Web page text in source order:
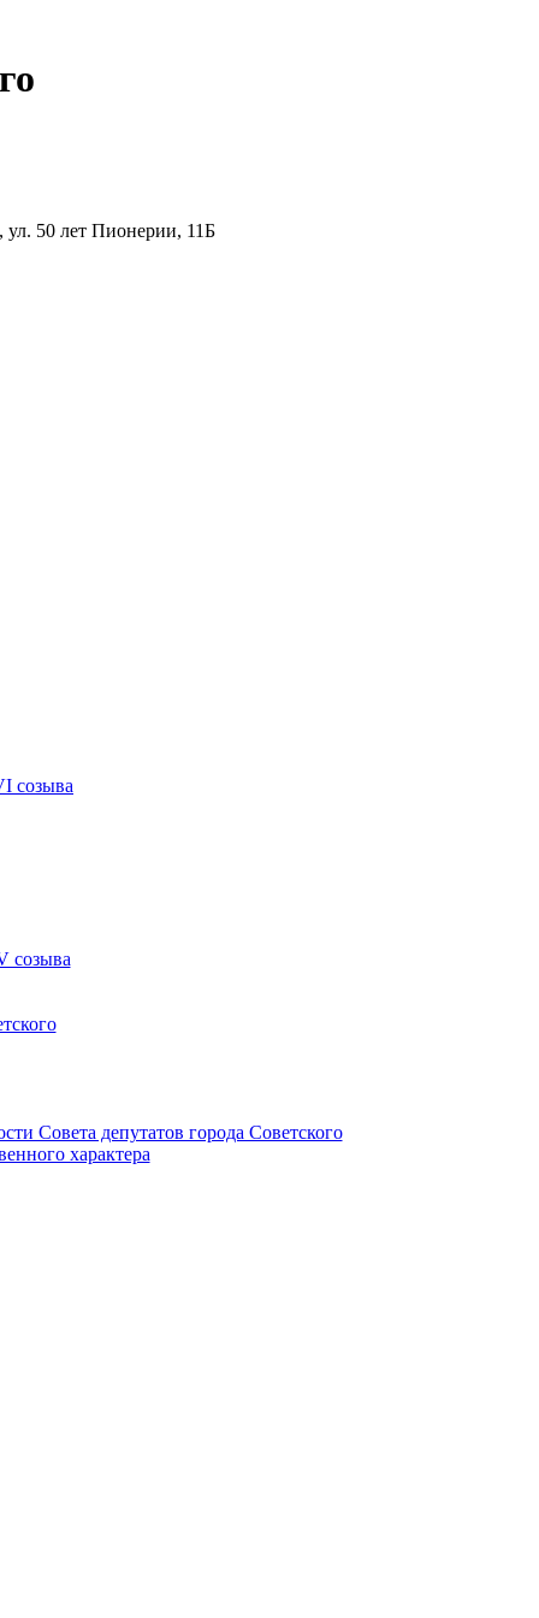
50 лет Пионерии, 11Б
созыва
созыва
Совета депутатов города Советского
характера